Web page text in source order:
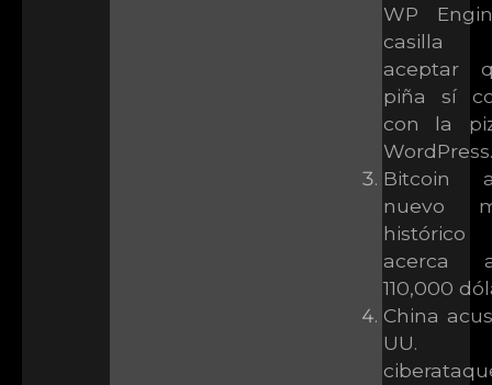
WP
casilla
aceptar
piña sí
con la
Bitcoin
nuevo
acerca
110,000
China
UU.